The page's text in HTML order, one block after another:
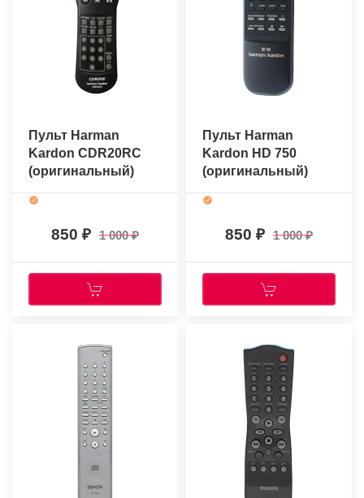
Пульт Harman
Kardon CDR20RC
(оригинальный)
850 1 000
Пульт Harman
Kardon HD 750
(оригинальный)
850 1 000